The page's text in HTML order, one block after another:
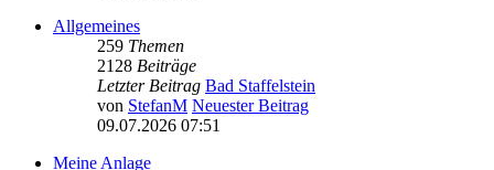
Allgemeines
259 Themen
2128 Beiträge
Letzter Beitrag Bad Staffelstein
von StefanM Neuester Beitrag
09.07.2026 07:51
Meine Anlage